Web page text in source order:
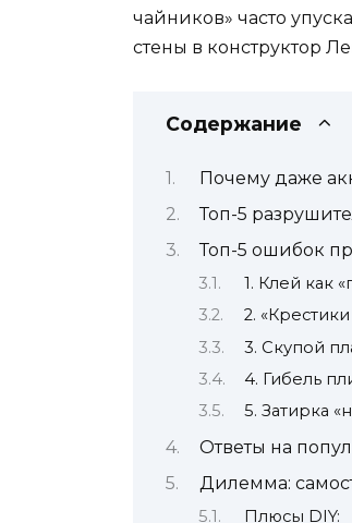
чайников» часто
стены в конструктор
Содержание
Почему даже
Топ-5
Топ-5 ошибок
1. Клей как
2.
3. Скупой
4. Гибель
5. Затирка
Ответы на
Дилемма:
Плюсы DIY: